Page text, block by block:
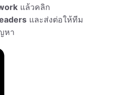
แล้วคลิก
และส่งต่อให้ทีม
หา